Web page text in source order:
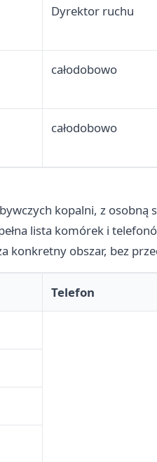
Dyrektor ruchu
całodobowo
całodobowo
kopalni, z osobną
lista komórek i
konkretny obszar, bez
Telefon